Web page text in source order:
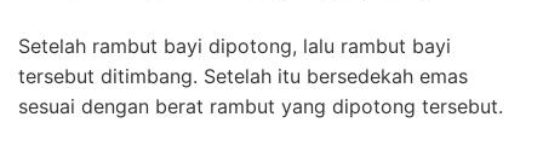
Setelah rambut bayi dipotong, lalu rambut bayi
tersebut ditimbang. Setelah itu bersedekah emas
sesuai dengan berat rambut yang dipotong tersebut.